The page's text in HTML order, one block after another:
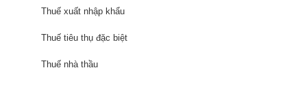
Thuế xuất nhập khẩu
Thuế tiêu thụ đặc biệt
Thuế nhà thầu